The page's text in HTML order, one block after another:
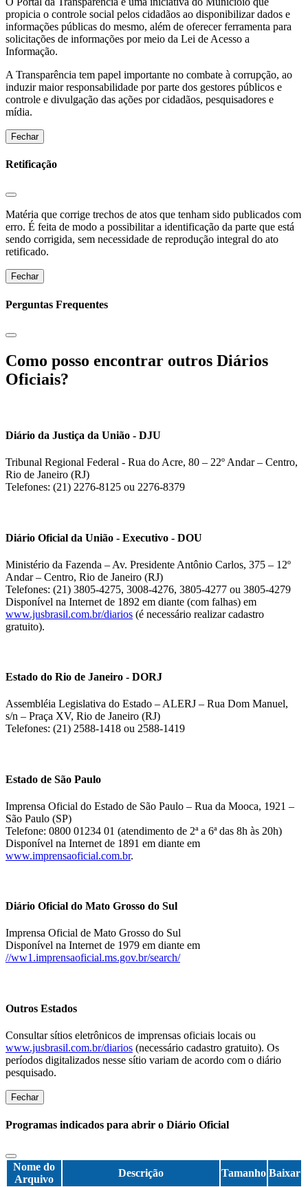
propicia o controle social pelos cidadãos ao disponibilizar dados e
informações públicas do mesmo, além de oferecer ferramenta para
solicitações de informações por meio da Lei de Acesso a
Informação.
A Transparência tem papel importante no combate à corrupção, ao
induzir maior responsabilidade por parte dos gestores públicos e
controle e divulgação das ações por cidadãos, pesquisadores e
mídia.
Fechar
Retificação
Matéria que corrige trechos de atos que tenham sido publicados com
erro. É feita de modo a possibilitar a identificação da parte que está
sendo corrigida, sem necessidade de reprodução integral do ato
retificado.
Fechar
Perguntas Frequentes
Como posso encontrar outros Diários
Oficiais?
Diário da Justiça da União - DJU
Tribunal Regional Federal - Rua do Acre, 80 – 22º Andar – Centro,
Rio de Janeiro (RJ)
Telefones: (21) 2276-8125 ou 2276-8379
Diário Oficial da União - Executivo - DOU
Ministério da Fazenda – Av. Presidente Antônio Carlos, 375 – 12º
Andar – Centro, Rio de Janeiro (RJ)
Telefones: (21) 3805-4275, 3008-4276, 3805-4277 ou 3805-4279
Disponível na Internet de 1892 em diante (com falhas) em
www.jusbrasil.com.br/diarios (é necessário realizar cadastro
gratuito).
Estado do Rio de Janeiro - DORJ
Assembléia Legislativa do Estado – ALERJ – Rua Dom Manuel,
s/n – Praça XV, Rio de Janeiro (RJ)
Telefones: (21) 2588-1418 ou 2588-1419
Estado de São Paulo
Imprensa Oficial do Estado de São Paulo – Rua da Mooca, 1921 –
São Paulo (SP)
Telefone: 0800 01234 01 (atendimento de 2ª a 6ª das 8h às 20h)
Disponível na Internet de 1891 em diante em
www.imprensaoficial.com.br.
Diário Oficial do Mato Grosso do Sul
Imprensa Oficial de Mato Grosso do Sul
Disponível na Internet de 1979 em diante em
//ww1.imprensaoficial.ms.gov.br/search/
Outros Estados
Consultar sítios eletrônicos de imprensas oficiais locais ou
www.jusbrasil.com.br/diarios (necessário cadastro gratuito). Os
períodos digitalizados nesse sítio variam de acordo com o diário
pesquisado.
Fechar
Programas indicados para abrir o Diário Oficial
Nome do
Arquivo
Descrição Tamanho Baixar